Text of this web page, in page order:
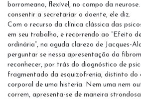
borromeano, flexível, no campo da
consentir a secretariar o doente, ele diz.
Com o recurso da clínica clássica das
em seu trabalho, e recorrendo ao “Efeito
ordinária”, na aguda clareza de Jacques-
perguntar se nessa apresentação da
reconhecer, por trás do diagnóstico de
fragmentado da esquizofrenia, distinto do
corporal de uma histeria. Nem uma nem
correm, apresenta-se de maneira